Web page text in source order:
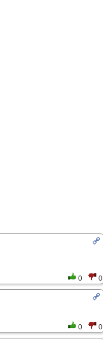
0 0
0 0